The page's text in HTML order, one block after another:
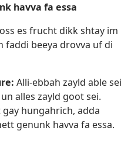
havva fa essa
es frucht dikk shtay im
faddi beeya drovva uf di
Alli-ebbah zayld able sei
alles zayld goot sei.
gay hungahrich, adda
genunk havva fa essa.